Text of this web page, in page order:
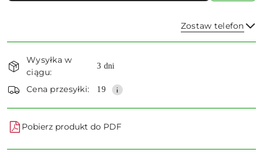
Zostaw telefon
i
dostawa
Wysyłka w
ciągu:
3 dni
Cena przesyłki: 19
Pobierz produkt do PDF